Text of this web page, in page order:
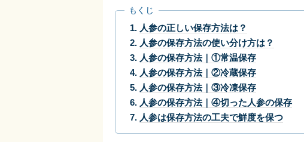
もくじ
人参の正しい保存方法は？
人参の保存方法の使い分け方は？
人参の保存方法｜①常温保存
人参の保存方法｜②冷蔵保存
人参の保存方法｜③冷凍保存
人参の保存方法｜④切った人参の保存
人参は保存方法の工夫で鮮度を保つ